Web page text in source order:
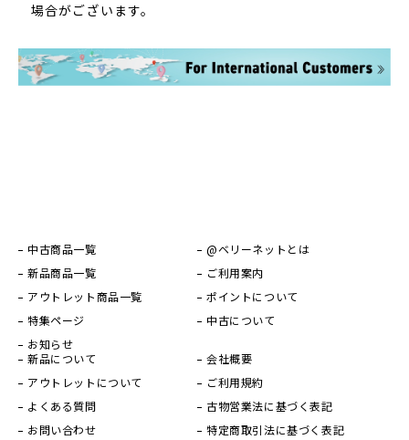
場合がございます。
中古商品一覧
新品商品一覧
アウトレット商品一覧
特集ページ
お知らせ
@ベリーネットとは
ご利用案内
ポイントについて
中古について
新品について
アウトレットについて
よくある質問
お問い合わせ
会社概要
ご利用規約
古物営業法に基づく表記
特定商取引法に基づく表記